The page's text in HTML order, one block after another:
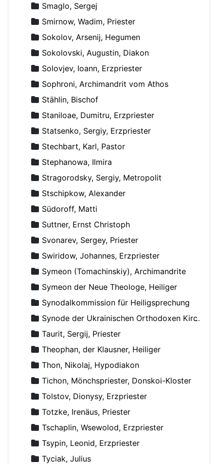
Smaglo, Sergej
Smirnow, Wadim, Priester
Sokolov, Arsenij, Hegumen
Sokolovski, Augustin, Diakon
Solovjev, Ioann, Erzpriester
Sophroni, Archimandrit vom Athos
Stählin, Bischof
Staniloae, Dumitru, Erzpriester
Statsenko, Sergiy, Erzpriester
Stechbart, Karl, Pastor
Stephanowa, Ilmira
Stragorodsky, Sergiy, Metropolit
Stschipkow, Alexander
Südoroff, Matti
Suttner, Ernst Christoph
Svonarev, Sergey, Priester
Swiridow, Johannes, Erzpriester
Symeon (Tomachinskiy), Archimandrite
Symeon der Neue Theologe, Heiliger
Synodalkommission für Heiligsprechung
Synode der Ukrainischen Orthodoxen Kirche
Taurit, Sergij, Priester
Theophan, der Klausner, Heiliger
Thon, Nikolaj, Hypodiakon
Tichon, Mönchspriester, Donskoi-Kloster
Tolstov, Dionysy, Erzpriester
Totzke, Irenäus, Priester
Tschaplin, Wsewolod, Erzpriester
Tsypin, Leonid, Erzpriester
Tyciak, Julius